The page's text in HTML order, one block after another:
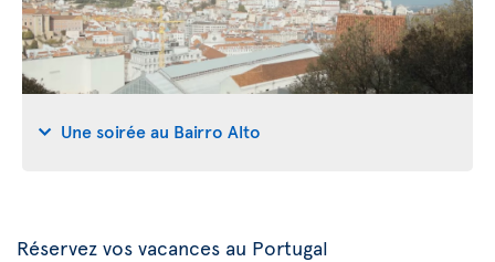
Une soirée au Bairro Alto
Réservez vos vacances au Portugal